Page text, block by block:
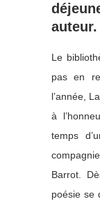
auteur.
Le
pas en
l’année,
à
temps
Barrot.
poésie se